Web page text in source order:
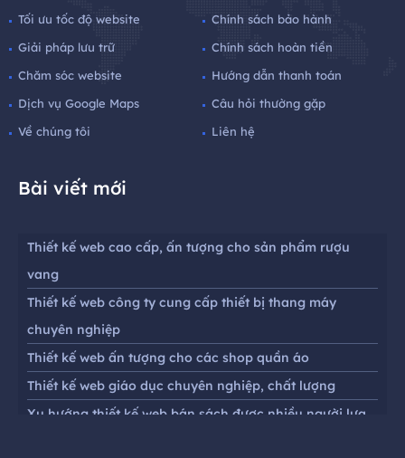
Tối ưu tốc độ website
Giải pháp lưu trữ
Chăm sóc website
Dịch vụ Google Maps
Về chúng tôi
Chính sách bảo hành
Chính sách hoàn tiền
Hướng dẫn thanh toán
Câu hỏi thường gặp
Liên hệ
Bài viết mới
Thiết kế web cao cấp, ấn tượng cho sản phẩm rượu
vang
Thiết kế web công ty cung cấp thiết bị thang máy
chuyên nghiệp
Thiết kế web ấn tượng cho các shop quần áo
Thiết kế web giáo dục chuyên nghiệp, chất lượng
Xu hướng thiết kế web bán sách được nhiều người lựa